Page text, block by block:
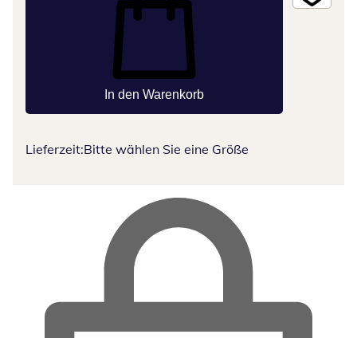
In den Warenkorb
Lieferzeit:Bitte wählen Sie eine Größe